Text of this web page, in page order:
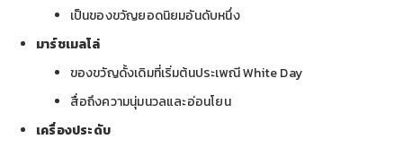
เป็นของขวัญยอดนิยมอันดับหนึ่ง
มาร์ชเมลโล่
ของขวัญดั้งเดิมที่เริ่มต้นประเพณี White Day
สื่อถึงความนุ่มนวลและอ่อนโยน
เครื่องประดับ